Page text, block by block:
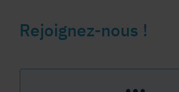
Rejoignez-nous !